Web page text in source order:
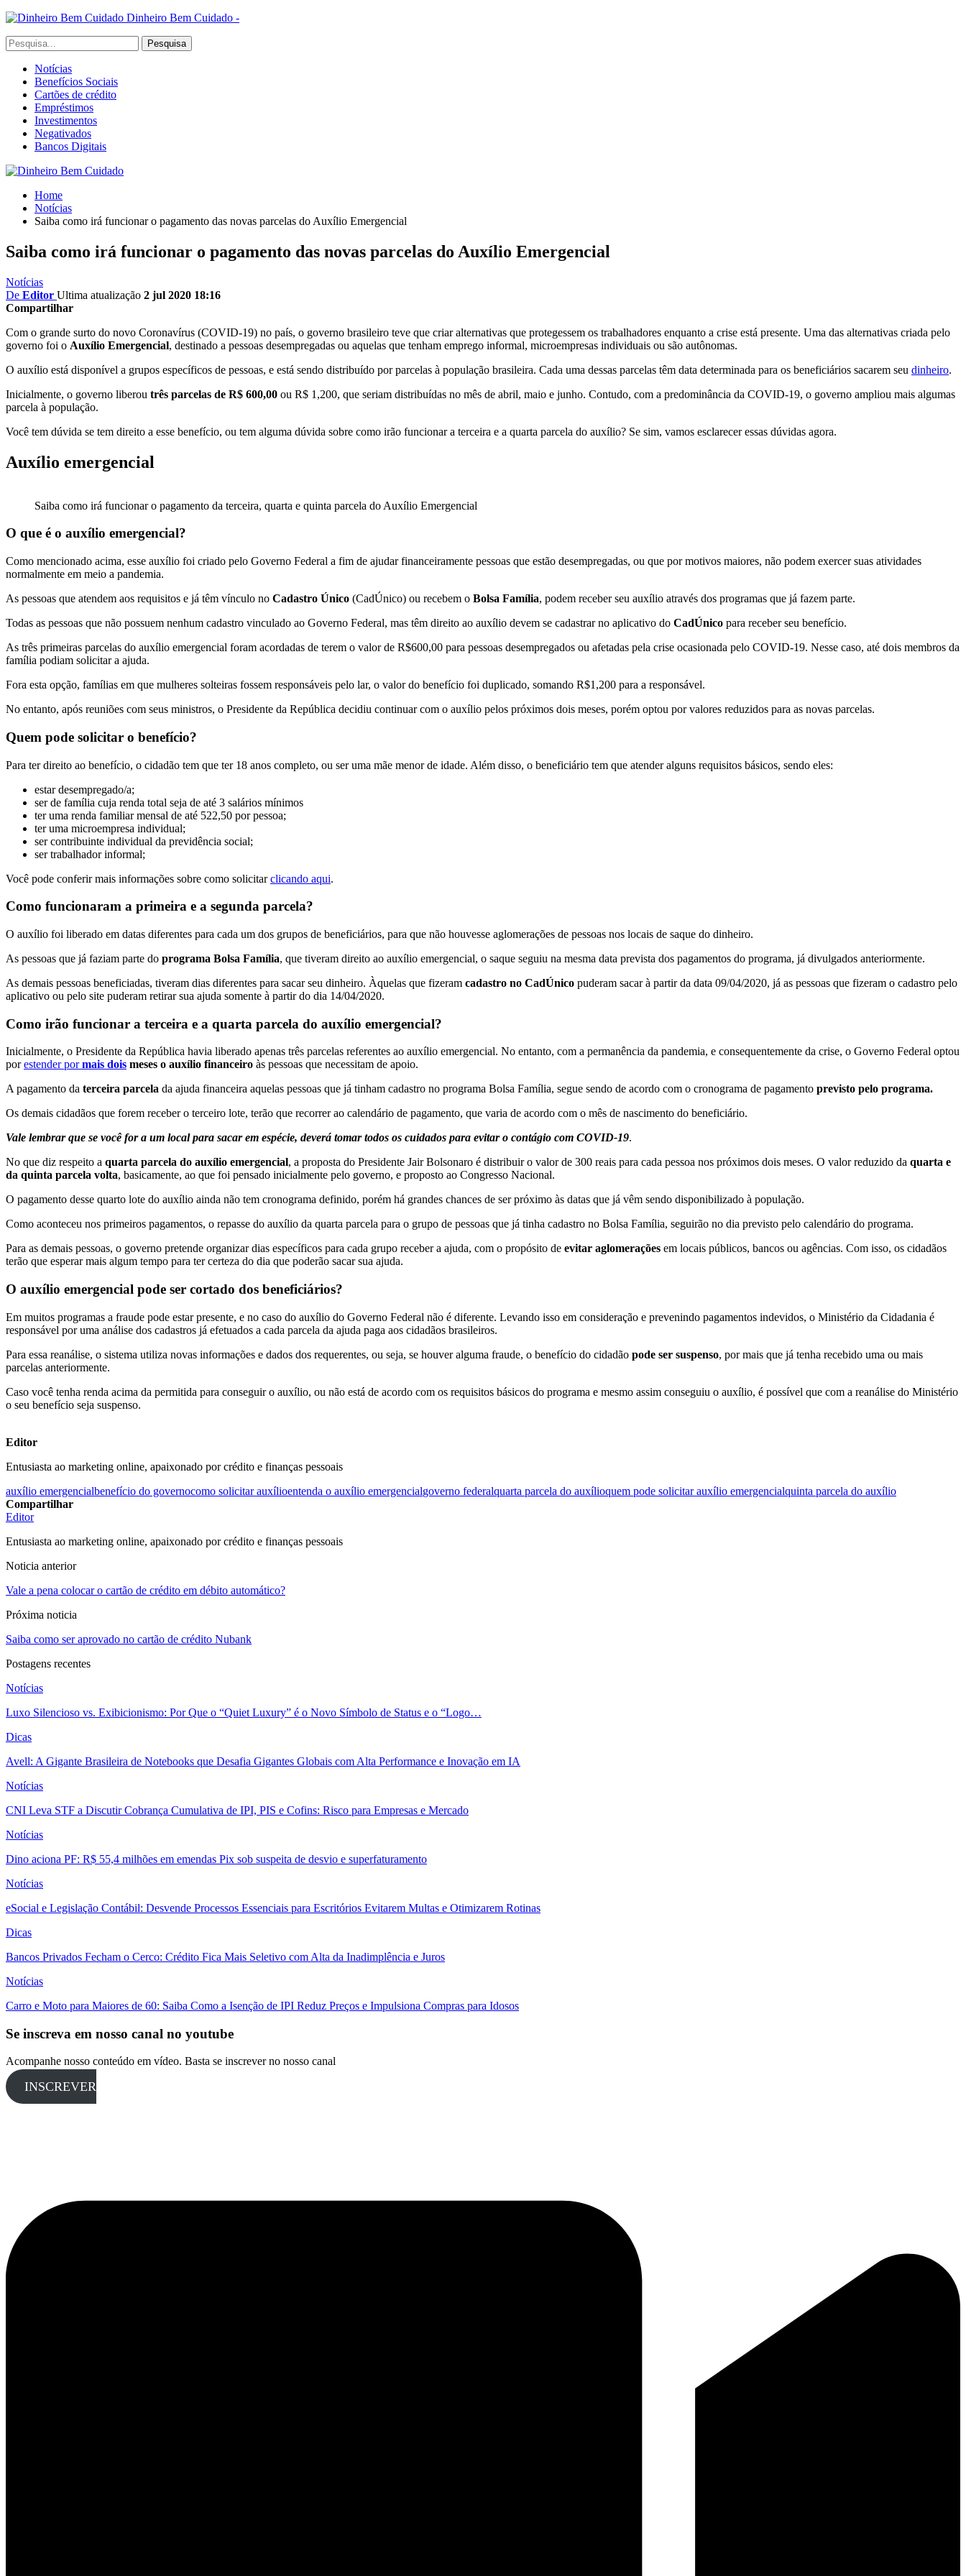
Dinheiro Bem Cuidado -
Notícias
Benefícios Sociais
Cartões de crédito
Empréstimos
Investimentos
Negativados
Bancos Digitais
Home
Notícias
Saiba como irá funcionar o pagamento das novas parcelas do Auxílio Emergencial
Saiba como irá funcionar o pagamento das novas parcelas do Auxílio Emergencial
Notícias
De Editor Ultima atualização 2 jul 2020 18:16
Compartilhar
Com o grande surto do novo Coronavírus (COVID-19) no país, o governo brasileiro teve que criar alternativas que protegessem os trabalhadores enquanto a crise está presente. Uma das alternativas criada pelo
governo foi o Auxílio Emergencial, destinado a pessoas desempregadas ou aquelas que tenham emprego informal, microempresas individuais ou são autônomas.
O auxílio está disponível a grupos específicos de pessoas, e está sendo distribuído por parcelas à população brasileira. Cada uma dessas parcelas têm data determinada para os beneficiários sacarem seu dinheiro.
Inicialmente, o governo liberou três parcelas de R$ 600,00 ou R$ 1,200, que seriam distribuídas no mês de abril, maio e junho. Contudo, com a predominância da COVID-19, o governo ampliou mais algumas
parcela à população.
Você tem dúvida se tem direito a esse benefício, ou tem alguma dúvida sobre como irão funcionar a terceira e a quarta parcela do auxílio? Se sim, vamos esclarecer essas dúvidas agora.
Auxílio emergencial
Saiba como irá funcionar o pagamento da terceira, quarta e quinta parcela do Auxílio Emergencial
O que é o auxílio emergencial?
Como mencionado acima, esse auxílio foi criado pelo Governo Federal a fim de ajudar financeiramente pessoas que estão desempregadas, ou que por motivos maiores, não podem exercer suas atividades
normalmente em meio a pandemia.
As pessoas que atendem aos requisitos e já têm vínculo no Cadastro Único (CadÚnico) ou recebem o Bolsa Família, podem receber seu auxílio através dos programas que já fazem parte.
Todas as pessoas que não possuem nenhum cadastro vinculado ao Governo Federal, mas têm direito ao auxílio devem se cadastrar no aplicativo do CadÚnico para receber seu benefício.
As três primeiras parcelas do auxílio emergencial foram acordadas de terem o valor de R$600,00 para pessoas desempregados ou afetadas pela crise ocasionada pelo COVID-19. Nesse caso, até dois membros da
família podiam solicitar a ajuda.
Fora esta opção, famílias em que mulheres solteiras fossem responsáveis pelo lar, o valor do benefício foi duplicado, somando R$1,200 para a responsável.
No entanto, após reuniões com seus ministros, o Presidente da República decidiu continuar com o auxílio pelos próximos dois meses, porém optou por valores reduzidos para as novas parcelas.
Quem pode solicitar o benefício?
Para ter direito ao benefício, o cidadão tem que ter 18 anos completo, ou ser uma mãe menor de idade. Além disso, o beneficiário tem que atender alguns requisitos básicos, sendo eles:
estar desempregado/a;
ser de família cuja renda total seja de até 3 salários mínimos
ter uma renda familiar mensal de até 522,50 por pessoa;
ter uma microempresa individual;
ser contribuinte individual da previdência social;
ser trabalhador informal;
Você pode conferir mais informações sobre como solicitarclicando aqui.
Como funcionaram a primeira e a segunda parcela?
O auxílio foi liberado em datas diferentes para cada um dos grupos de beneficiários, para que não houvesse aglomerações de pessoas nos locais de saque do dinheiro.
As pessoas que já faziam parte do programa Bolsa Família, que tiveram direito ao auxílio emergencial, o saque seguiu na mesma data prevista dos pagamentos do programa, já divulgados anteriormente.
As demais pessoas beneficiadas, tiveram dias diferentes para sacar seu dinheiro. Àquelas que fizeram cadastro no CadÚnico puderam sacar à partir da data 09/04/2020, já as pessoas que fizeram o cadastro pelo
aplicativo ou pelo site puderam retirar sua ajuda somente à partir do dia 14/04/2020.
Como irão funcionar a terceira e a quarta parcela do auxílio emergencial?
Inicialmente, o Presidente da República havia liberado apenas três parcelas referentes ao auxílio emergencial. No entanto, com a permanência da pandemia, e consequentemente da crise, o Governo Federal optou
porestender pormais dois meses o auxílio financeiro às pessoas que necessitam de apoio.
A pagamento da terceira parcela da ajuda financeira aquelas pessoas que já tinham cadastro no programa Bolsa Família, segue sendo de acordo com o cronograma de pagamento previsto pelo programa.
Os demais cidadãos que forem receber o terceiro lote, terão que recorrer ao calendário de pagamento, que varia de acordo com o mês de nascimento do beneficiário.
Vale lembrar que se você for a um local para sacar em espécie, deverá tomar todos os cuidados para evitar o contágio com COVID-19.
No que diz respeito a quarta parcela do auxílio emergencial, a proposta do Presidente Jair Bolsonaro é distribuir o valor de 300 reais para cada pessoa nos próximos dois meses. O valor reduzido da quarta e
da quinta parcela volta, basicamente, ao que foi pensado inicialmente pelo governo, e proposto ao Congresso Nacional.
O pagamento desse quarto lote do auxílio ainda não tem cronograma definido, porém há grandes chances de ser próximo às datas que já vêm sendo disponibilizado à população.
Como aconteceu nos primeiros pagamentos, o repasse do auxílio da quarta parcela para o grupo de pessoas que já tinha cadastro no Bolsa Família, seguirão no dia previsto pelo calendário do programa.
Para as demais pessoas, o governo pretende organizar dias específicos para cada grupo receber a ajuda, com o propósito de evitar aglomerações em locais públicos, bancos ou agências. Com isso, os cidadãos
terão que esperar mais algum tempo para ter certeza do dia que poderão sacar sua ajuda.
O auxílio emergencial pode ser cortado dos beneficiários?
Em muitos programas a fraude pode estar presente, e no caso do auxílio do Governo Federal não é diferente. Levando isso em consideração e prevenindo pagamentos indevidos, o Ministério da Cidadania é
responsável por uma análise dos cadastros já efetuados a cada parcela da ajuda paga aos cidadãos brasileiros.
Para essa reanálise, o sistema utiliza novas informações e dados dos requerentes, ou seja, se houver alguma fraude, o benefício do cidadão pode ser suspenso, por mais que já tenha recebido uma ou mais
parcelas anteriormente.
Caso você tenha renda acima da permitida para conseguir o auxílio, ou não está de acordo com os requisitos básicos do programa e mesmo assim conseguiu o auxílio, é possível que com a reanálise do Ministério
o seu benefício seja suspenso.
Editor
Entusiasta ao marketing online, apaixonado por crédito e finanças pessoais
auxílio emergencialbenefício do governocomo solicitar auxílioentenda o auxílio emergencialgoverno federalquarta parcela do auxílioquem pode solicitar auxílio emergencialquinta parcela do auxílio
Compartilhar
Editor
Entusiasta ao marketing online, apaixonado por crédito e finanças pessoais
Noticia anterior
Vale a pena colocar o cartão de crédito em débito automático?
Próxima noticia
Saiba como ser aprovado no cartão de crédito Nubank
Postagens recentes
Notícias
Luxo Silencioso vs. Exibicionismo: Por Que o “Quiet Luxury” é o Novo Símbolo de Status e o “Logo…
Dicas
Avell: A Gigante Brasileira de Notebooks que Desafia Gigantes Globais com Alta Performance e Inovação em IA
Notícias
CNI Leva STF a Discutir Cobrança Cumulativa de IPI, PIS e Cofins: Risco para Empresas e Mercado
Notícias
Dino aciona PF: R$ 55,4 milhões em emendas Pix sob suspeita de desvio e superfaturamento
Notícias
eSocial e Legislação Contábil: Desvende Processos Essenciais para Escritórios Evitarem Multas e Otimizarem Rotinas
Dicas
Bancos Privados Fecham o Cerco: Crédito Fica Mais Seletivo com Alta da Inadimplência e Juros
Notícias
Carro e Moto para Maiores de 60: Saiba Como a Isenção de IPI Reduz Preços e Impulsiona Compras para Idosos
Se inscreva em nosso canal no youtube
Acompanhe nosso conteúdo em vídeo. Basta se inscrever no nosso canal
INSCREVER